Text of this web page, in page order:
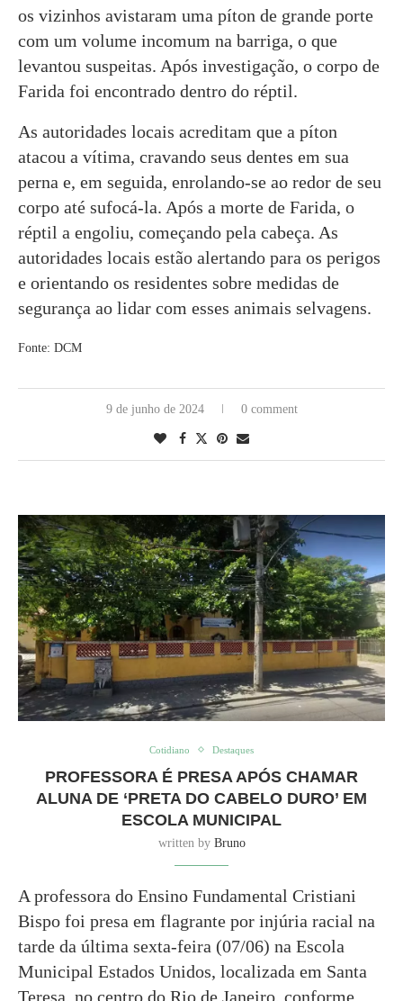
os vizinhos avistaram uma píton de grande porte
com um volume incomum na barriga, o que
levantou suspeitas. Após investigação, o corpo de
Farida foi encontrado dentro do réptil.
As autoridades locais acreditam que a píton
atacou a vítima, cravando seus dentes em sua
perna e, em seguida, enrolando-se ao redor de seu
corpo até sufocá-la. Após a morte de Farida, o
réptil a engoliu, começando pela cabeça. As
autoridades locais estão alertando para os perigos
e orientando os residentes sobre medidas de
segurança ao lidar com esses animais selvagens.
Fonte: DCM
9 de junho de 2024 0 comment
Cotidiano Destaques
PROFESSORA É PRESA APÓS CHAMAR
ALUNA DE ‘PRETA DO CABELO DURO’ EM
ESCOLA MUNICIPAL
written by Bruno
A professora do Ensino Fundamental Cristiani
Bispo foi presa em flagrante por injúria racial na
tarde da última sexta-feira (07/06) na Escola
Municipal Estados Unidos, localizada em Santa
Teresa, no centro do Rio de Janeiro, conforme